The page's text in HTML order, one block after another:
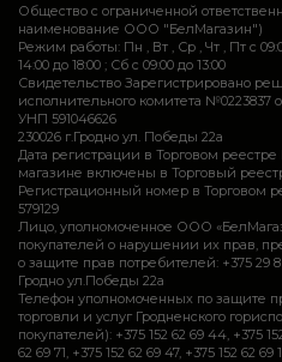
Общество с ограниченной
наименование ООО "БелМагазин")
Режим работы: Пн , Вт , Ср , Чт , Пт c
14:00 до 18:00 ; Сб c 09:00 до 13:00
Свидетельство Зарегистрировано
исполнительного комитета №0223837
УНП 591046626
230026 г.Гродно ул. Победы 22а
Дата регистрации в Торговом
магазине включены в Торговый
Регистрационный номер в Торговом
579129
Лицо, уполномоченное ООО
покупателей о нарушении их прав,
о защите прав потребителей: +375 29 8
Гродно ул.Победы 22а
Телефон уполномоченных по защите
торговли и услуг Гродненского
покупателей): +375 152 62 69 44, +375
62 69 71, +375 152 62 69 47, +375 152 62 69